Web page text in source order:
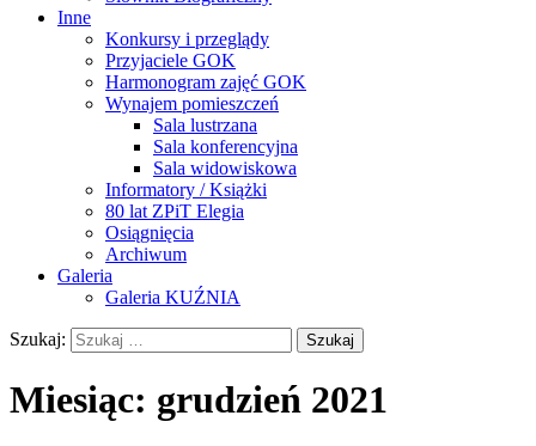
Inne
Konkursy i przeglądy
Przyjaciele GOK
Harmonogram zajęć GOK
Wynajem pomieszczeń
Sala lustrzana
Sala konferencyjna
Sala widowiskowa
Informatory / Książki
80 lat ZPiT Elegia
Osiągnięcia
Archiwum
Galeria
Galeria KUŹNIA
Szukaj:
Miesiąc: grudzień 2021